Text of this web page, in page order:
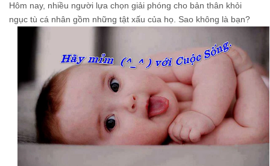
Hôm nay, nhiều người lựa chọn giải phóng cho bản thân khỏi
ngục tù cá nhân gồm những tật xấu của họ. Sao không là bạn?